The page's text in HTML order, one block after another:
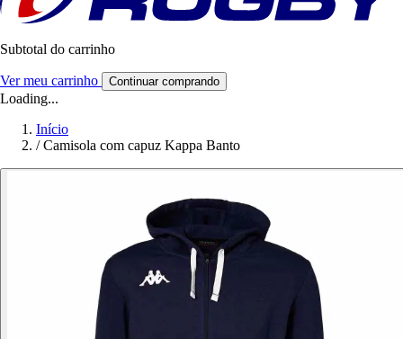
Subtotal do carrinho
Ver meu carrinho Continuar comprando
Loading...
Início
/ Camisola com capuz Kappa Banto